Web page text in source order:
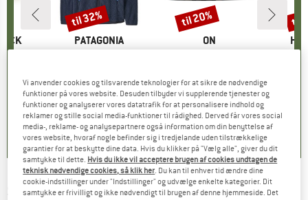
pris
€
6
)
MÆRKE
PATAGONIA
Pris
149,95 € Nedsat pris
fra 101,97 €
+1
4,6(71)
Rabat
til 32%
MÆRKE
ON
Pris
159,95 € Nedsat pris
fra 127,96 €
+9
4,7(48)
Rabat
til 20% til
SCOTT -Women's Jacket Defined Heritage
Vi anvender cookies og tilsvarende teknologier for at sikre de nødvendige
funktioner på vores website. Desuden tilbyder vi supplerende tjenester og
funktioner og analyserer vores datatrafik for at personalisere indhold og
reklamer og stille social media-funktioner til rådighed. Derved får vores social
media-, reklame- og analysepartnere også information om din benyttelse af
vores website, hvoraf nogle befinder sig i tredjelande uden tilstrækkelige
garantier for at beskytte dine data. Hvis du klikker på "Vælg alle", giver du dit
samtykke til dette. Hvis du ikke vil acceptere brugen af cookies undtagen de
teknisk nødvendige cookies, så klik her. Du kan til enhver tid ændre dine
cookie-indstillinger under "Indstillinger" og udvælge enkelte kategorier. Dit
samtykke er frivilligt og ikke nødvendigt til brugen af denne hjemmeside. Det